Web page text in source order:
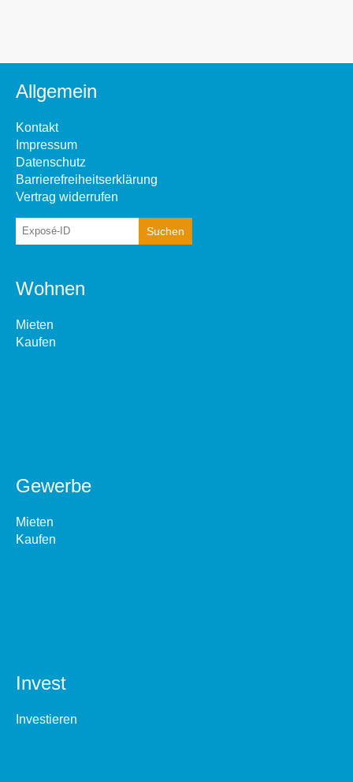
Allgemein
Kontakt
Impressum
Datenschutz
Barrierefreiheitserklärung
Vertrag widerrufen
Wohnen
Mieten
Kaufen
Gewerbe
Mieten
Kaufen
Invest
Investieren